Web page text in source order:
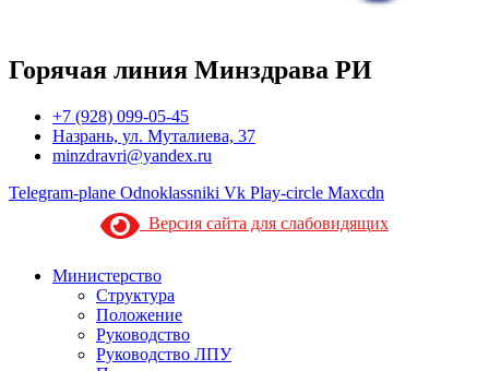
Горячая линия Минздрава РИ
+7 (928) 099-05-45
Назрань, ул. Муталиева, 37
minzdravri@yandex.ru
Telegram-plane Odnoklassniki Vk Play-circle Maxcdn
Версия сайта для слабовидящих
Министерство
Структура
Положение
Руководство
Руководство ЛПУ